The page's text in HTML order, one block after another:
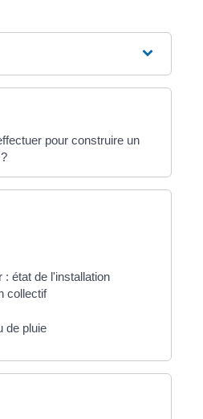
pour construire un
: état de l'installation
collectif
de pluie